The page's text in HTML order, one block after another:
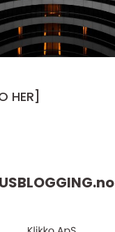
HER]
no